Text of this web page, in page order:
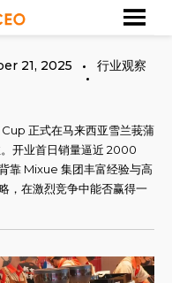
Asia Top CEO
探索亚洲杰出的成功人士
21, 2025 行业观察
正式在马来西亚雪兰莪蒲
开业首日销量逼近 2000
靠 Mixue 集团丰富经验与高
，在激烈竞争中能否赢得一